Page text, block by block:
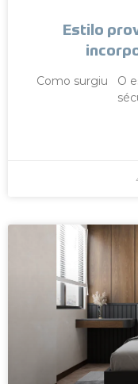
Estilo
Como surgiu O